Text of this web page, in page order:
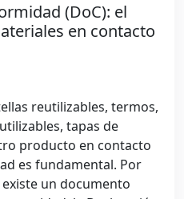
(DoC): el
en contacto
reutilizables, termos,
tapas de
producto en contacto
es fundamental. Por
un documento